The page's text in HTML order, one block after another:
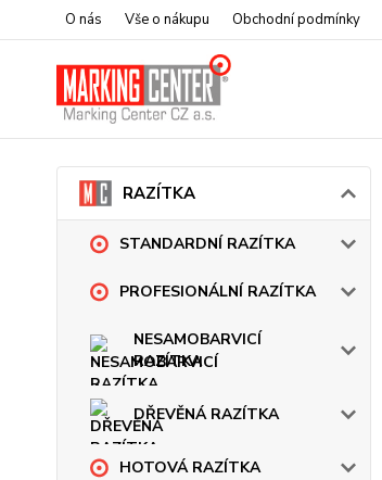
O nás Vše o nákupu Obchodní podmínky
RAZÍTKA
STANDARDNÍ RAZÍTKA
PROFESIONÁLNÍ RAZÍTKA
NESAMOBARVICÍ
RAZÍTKA
DŘEVĚNÁ RAZÍTKA
HOTOVÁ RAZÍTKA